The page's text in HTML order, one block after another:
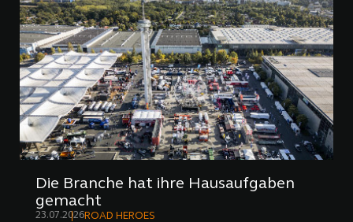
Die Branche hat ihre Hausaufgaben
gemacht
23.07.2026ROAD HEROES